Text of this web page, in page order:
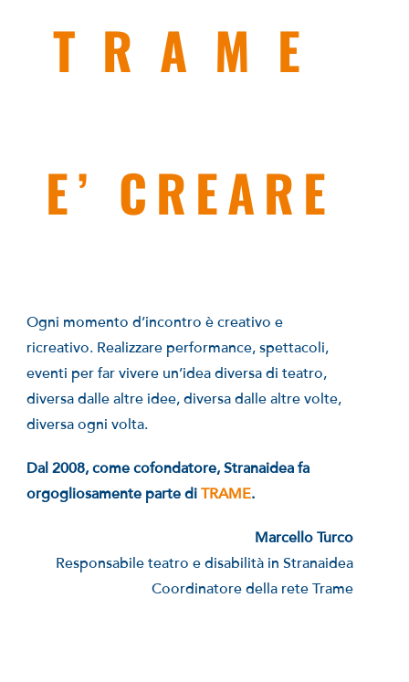
TRAME
E’ CREARE
Ogni momento d’incontro è creativo e
ricreativo. Realizzare performance, spettacoli,
eventi per far vivere un’idea diversa di teatro,
diversa dalle altre idee, diversa dalle altre volte,
diversa ogni volta.
Dal 2008, come cofondatore, Stranaidea fa
orgogliosamente parte diTRAME.
Marcello Turco
Responsabile teatro e disabilità in Stranaidea
Coordinatore della rete Trame